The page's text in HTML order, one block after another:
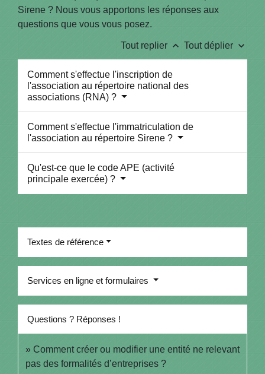
Sirene ? Nous vous apportons les réponses aux
questions que vous vous posez.
Tout replier keyboard_arrow_up Tout déplier keyboard_arrow_down
Comment s'effectue l'inscription de
l'association au répertoire national des
associations (RNA) ?
Comment s'effectue l'immatriculation de
l'association au répertoire Sirene ?
Qu'est-ce que le code APE (activité
principale exercée) ?
Textes de référence
Services en ligne et formulaires
Questions ? Réponses !
Comment créer ou modifier une entité ne relevant
pas des formalités d’entreprises ?